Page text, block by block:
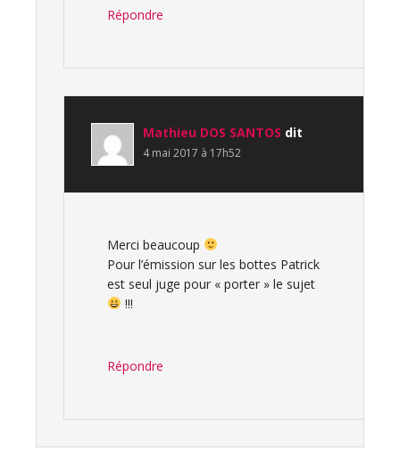
Répondre
Mathieu DOS SANTOS dit
4 mai 2017 à 17h52
Merci beaucoup
Pour l’émission sur les bottes Patrick
est seul juge pour « porter » le sujet
!!!
Répondre